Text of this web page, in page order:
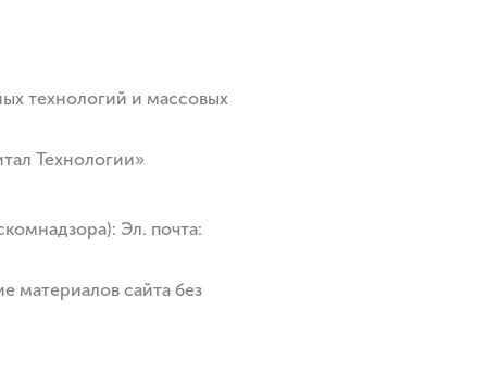
технологий и массовых
Технологии»
Эл. почта:
материалов сайта без